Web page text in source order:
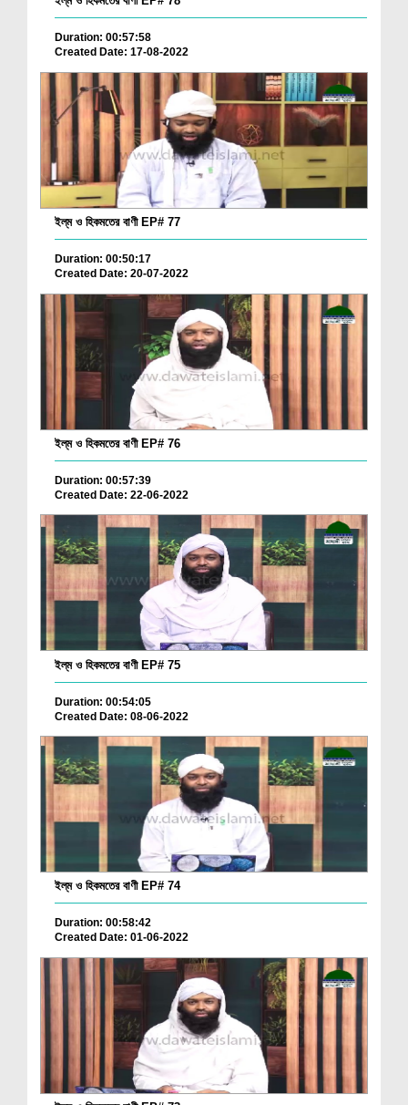
Duration: 00:57:58
Created Date: 17-08-2022
ইল্‌ম ও হিকমতের বাণী EP# 77
Duration: 00:50:17
Created Date: 20-07-2022
ইল্‌ম ও হিকমতের বাণী EP# 76
Duration: 00:57:39
Created Date: 22-06-2022
ইল্‌ম ও হিকমতের বাণী EP# 75
Duration: 00:54:05
Created Date: 08-06-2022
ইল্‌ম ও হিকমতের বাণী EP# 74
Duration: 00:58:42
Created Date: 01-06-2022